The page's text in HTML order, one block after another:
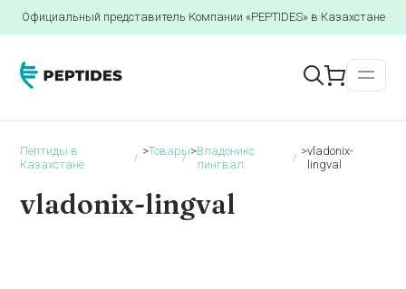
Официальный представитель Компании «PEPTIDES» в Казахстане
Пептиды в
Казахстане
>Товары>Владоникс
лингвал
>vladonix-
lingval
vladonix-lingval